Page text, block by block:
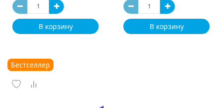
В корзину В корзину
Бестселлер